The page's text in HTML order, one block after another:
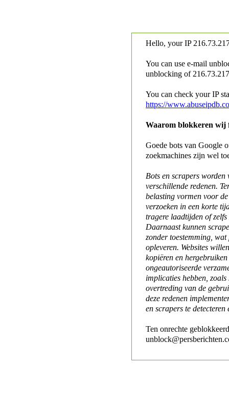
Hello, your IP
You can use e-mail
unblocking of
You can check your IP
https://
Waarom blokkeren wij
Goede bots van Google
zoekmachines zijn wel
Bots en scrapers worden
verschillende redenen.
belasting vormen voor
verzoeken in een korte
tragere laadtijden of
Daarnaast kunnen
zonder toestemming,
opleveren. Websites
kopiëren en
ongeautoriseerde
implicaties hebben,
overtreding van de
deze redenen
en scrapers te detecteren
Ten onrechte